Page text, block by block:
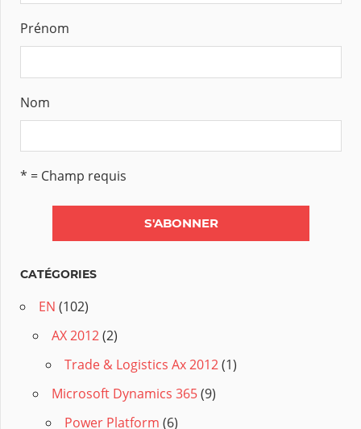
Prénom
Nom
* = Champ requis
CATÉGORIES
EN (102)
AX 2012(2)
Trade & Logistics Ax 2012(1)
Microsoft Dynamics 365(9)
Power Platform (6)